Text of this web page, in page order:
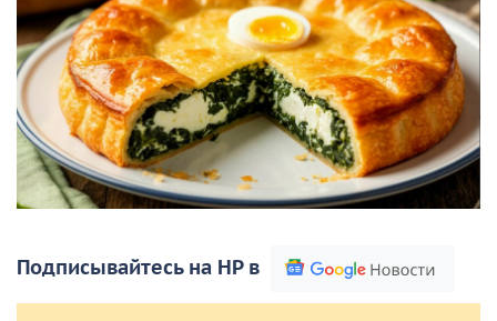
Подписывайтесь на НР в